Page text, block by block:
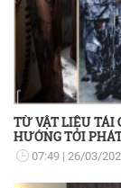
TỪ VẬT LIỆU TÁI
HƯỚNG TỚI
07:49 26/03/